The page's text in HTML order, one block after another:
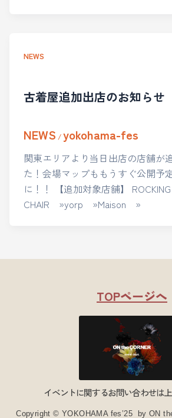
NEWS
古着屋追加出店のお知らせ
NEWS /yokohama-fes
関東エリアより当日出店の店舗が
た！会場マップももうすぐ公開予
に！！ 【追加対象店舗】 ROCKING
CHAIR »yorp »Maison »
TOPページへ
イベントに関するお問い合わせは
Copyright © YOKOHAMA fes’25 by ON